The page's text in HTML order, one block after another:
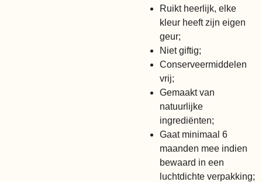
Ruikt heerlijk, elke
kleur heeft zijn eigen
geur;
Niet giftig;
Conserveermiddelen
vrij;
Gemaakt van
natuurlijke
ingrediënten;
Gaat minimaal 6
maanden mee indien
bewaard in een
luchtdichte verpakking;